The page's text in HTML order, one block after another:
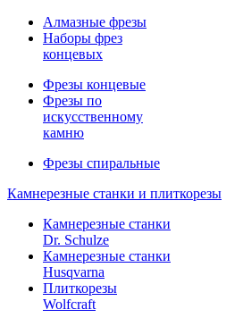
Алмазные фрезы
Наборы фрез
концевых
Фрезы концевые
Фрезы по
искусственному
камню
Фрезы спиральные
Камнерезные станки и плиткорезы
Камнерезные станки
Dr. Schulze
Камнерезные станки
Husqvarna
Плиткорезы
Wolfcraft